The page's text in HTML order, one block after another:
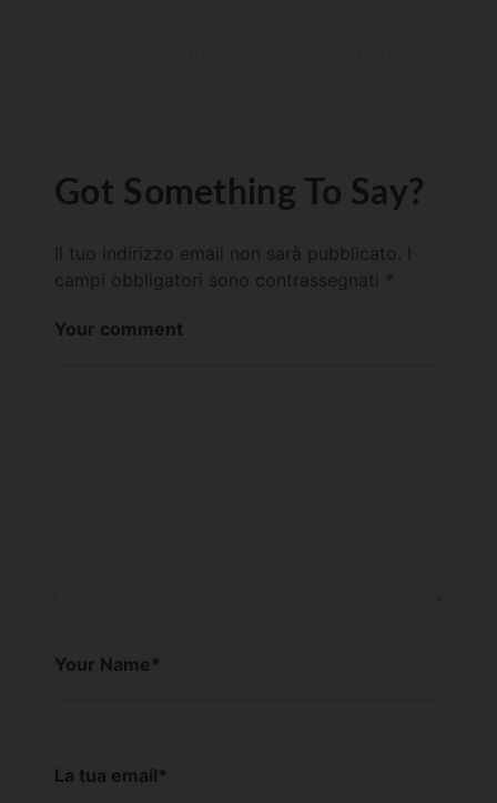
Got Something To Say?
Il tuo indirizzo email non sarà pubblicato.
campi obbligatori sono contrassegnati *
Your comment
Your Name*
La tua email*